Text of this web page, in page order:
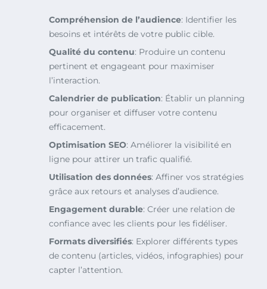
Compréhension de l’audience: Identifier les
besoins et intérêts de votre public cible.
Qualité du contenu: Produire un contenu
pertinent et engageant pour maximiser
l’interaction.
Calendrier de publication: Établir un planning
pour organiser et diffuser votre contenu
efficacement.
Optimisation SEO: Améliorer la visibilité en
ligne pour attirer un trafic qualifié.
Utilisation des données: Affiner vos stratégies
grâce aux retours et analyses d’audience.
Engagement durable: Créer une relation de
confiance avec les clients pour les fidéliser.
Formats diversifiés: Explorer différents types
de contenu (articles, vidéos, infographies) pour
capter l’attention.